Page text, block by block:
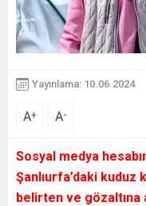
Yayınlama: 10.06.2024
A+ A-
Sosyal medya
Şanlıurfa’daki
belirten ve gözaltına